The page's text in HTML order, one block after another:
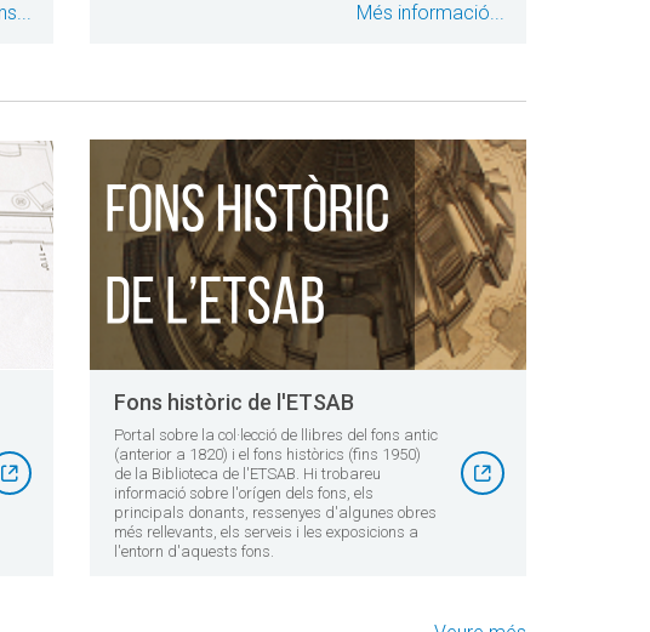
Més informació...
Fons històric de l'ETSAB
Portal sobre la col·lecció de llibres del fons antic
(anterior a 1820) i el fons històrics (fins 1950)
de la Biblioteca de l'ETSAB. Hi trobareu
informació sobre l'orígen dels fons, els
principals donants, ressenyes d'algunes obres
més rellevants, els serveis i les exposicions a
l'entorn d'aquests fons.